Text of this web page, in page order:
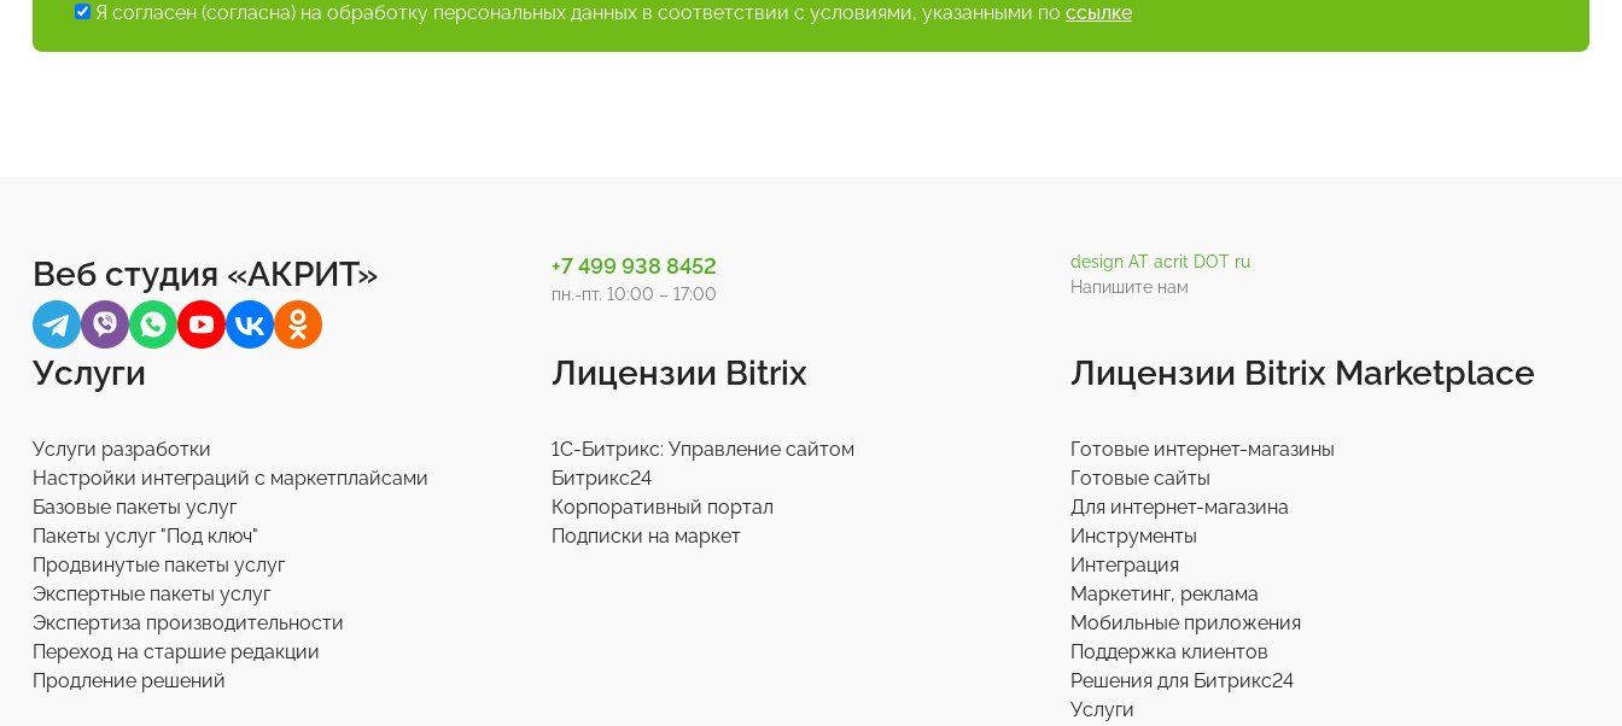
Я согласен (согласна) на обработку персональных данных в соответствии с условиями, указанными по ссылке
Веб студия «АКРИТ» +7 499 938 8452
пн.-пт. 10:00 – 17:00
design AT acrit DOT ru
Напишите нам
Услуги
Услуги разработки
Настройки интеграций с маркетплайсами
Базовые пакеты услуг
Пакеты услуг "Под ключ"
Продвинутые пакеты услуг
Экспертные пакеты услуг
Экспертиза производительности
Переход на старшие редакции
Продление решений
Лицензии Bitrix
1С-Битрикс: Управление сайтом
Битрикс24
Корпоративный портал
Подписки на маркет
Лицензии Bitrix Marketplace
Готовые интернет-магазины
Готовые сайты
Для интернет-магазина
Инструменты
Интеграция
Маркетинг, реклама
Мобильные приложения
Поддержка клиентов
Решения для Битрикс24
Услуги